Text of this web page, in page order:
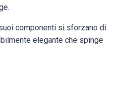
componenti si sforzano di
elegante che spinge